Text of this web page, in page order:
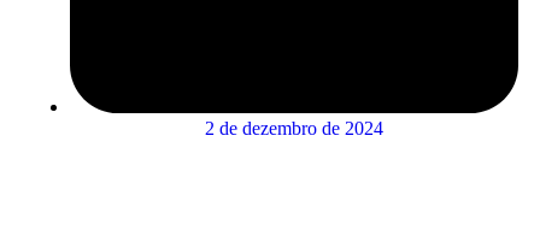
2 de dezembro de 2024